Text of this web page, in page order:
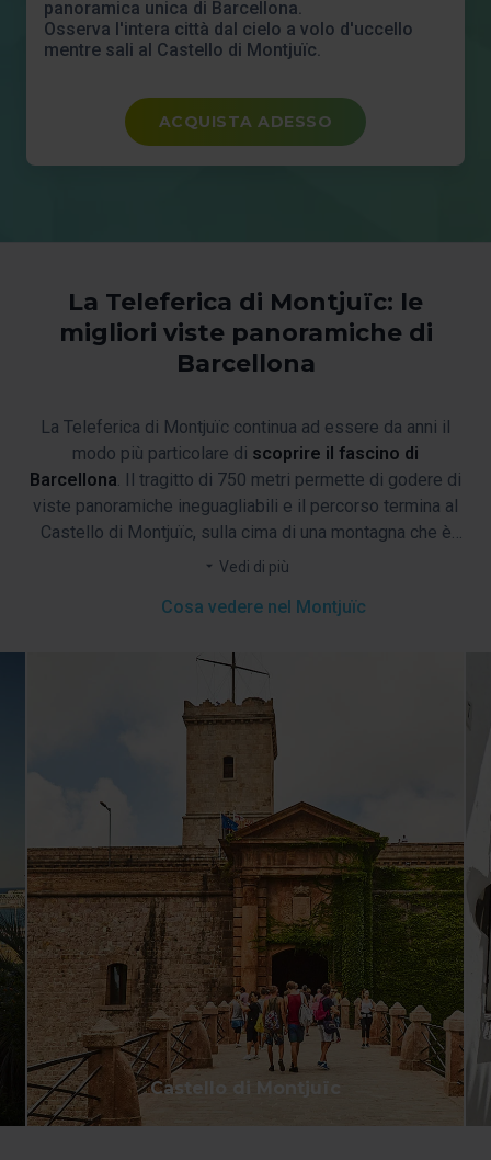
panoramica unica di Barcellona.
Osserva l'intera città dal cielo a volo d'uccello
mentre sali al Castello di Montjuïc.
ACQUISTA ADESSO
La Teleferica di Montjuïc: le
migliori viste panoramiche di
Barcellona
La Teleferica di Montjuïc continua ad essere da anni il
modo più particolare di scoprire il fascino di
Barcellona. Il tragitto di 750 metri permette di godere di
viste panoramiche ineguagliabili e il percorso termina al
Castello di Montjuïc, sulla cima di una montagna che è
storia viva della città. Goditi come non mai dei simboli più
Camp Nou o la Fuente Mágica di Montjuïc. Avrai
Vedi di più
Cosa vedere nel Montjuïc
Castello di Montjuïc